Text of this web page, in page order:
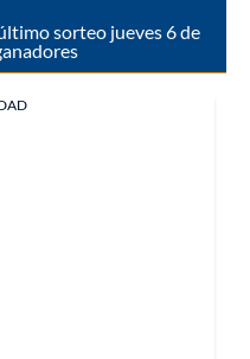
sorteo jueves 6 de